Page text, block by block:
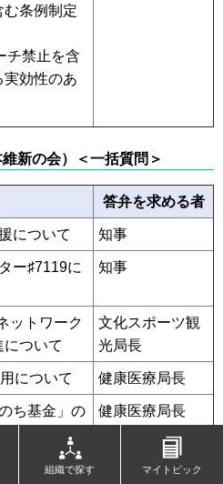
条例制定
禁止を含
効性のあ
新の会）＜一括質問＞
答弁を求める者
について 知事
ー♯7119に
知事
ットワーク
について
文化スポーツ観
光局長
について 健康医療局長
ち基金」の
いて
健康医療局長
向けた情報
県土整備局長
組織で探す マイトピック